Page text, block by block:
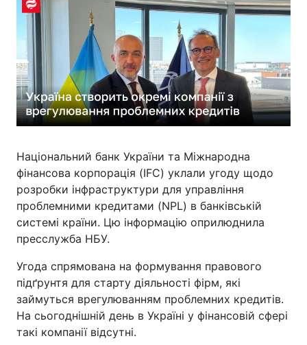
Національний банк України та Міжнародна
фінансова корпорація (IFC) уклали угоду щодо
розробки інфраструктури для управління
проблемними кредитами (NPL) в банківській
системі країни. Цю інформацію оприлюднила
пресслужба НБУ.
Угода спрямована на формування правового
підґрунтя для старту діяльності фірм, які
займуться врегулюванням проблемних кредитів.
На сьогоднішній день в Україні у фінансовій сфері
такі компанії відсутні.